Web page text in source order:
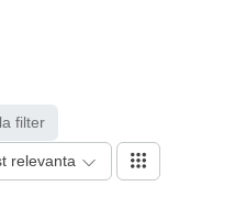
filter
relevanta